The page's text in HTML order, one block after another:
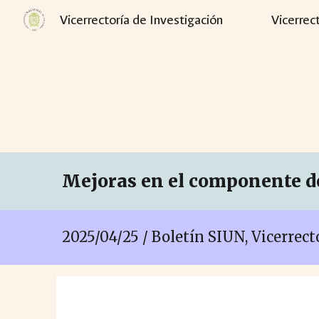
Vicerrectoría de Investigación
Mejoras en el componente
2025/04/25 / Boletín SIUN,